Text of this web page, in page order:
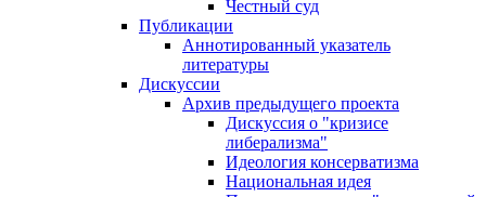
Честный суд
Публикации
Аннотированный указатель
литературы
Дискуссии
Архив предыдущего проекта
Дискуссия о "кризисе
либерализма"
Идеология консерватизма
Национальная идея